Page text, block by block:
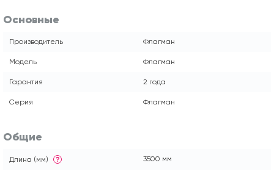
Основные
Производитель Флагман
Модель Флагман
Гарантия 2 года
Серия Флагман
Общие
Длина (мм) ? 3500 мм